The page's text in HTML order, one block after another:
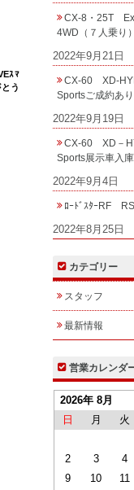
ｽﾏ
う
CX-8・25T
4WD（７人乗り
2022年9月21日
CX-60 XD-
Sportsご成約あ
2022年9月19日
CX-60 XD－
Sports展示車入
2022年9月4日
ﾛｰﾄﾞｽﾀｰRF
2022年8月25日
カテゴリー
スタッフ
最新情報
営業カレンダ
2026年 8月
日
月 火
2
3 4
9
10 11